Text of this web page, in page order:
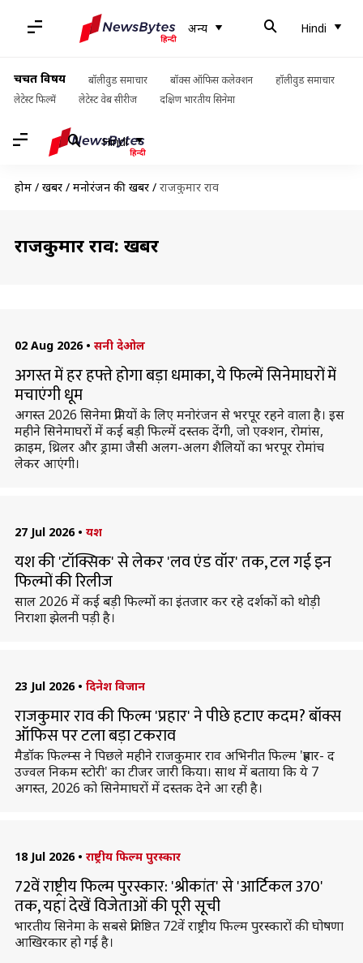
अन्य Hindi
चर्चित विषय बॉलीवुड समाचार बॉक्स ऑफिस कलेक्शन
हॉलीवुड समाचार
लेटेस्ट फिल्में
लेटेस्ट वेब सीरीज दक्षिण भारतीय सिनेमा
Hindi
होम / खबरें / मनोरंजन की खबरें / राजकुमार राव
राजकुमार राव: खबरें
02 Aug 2026 • सनी देओल
अगस्त में हर हफ्ते होगा बड़ा धमाका, ये फिल्में सिनेमाघरों में
मचाएंगी धूम
अगस्त 2026 सिनेमा प्रेमियों के लिए मनोरंजन से भरपूर रहने वाला है। इस
महीने सिनेमाघरों में कई बड़ी फिल्में दस्तक देंगी, जो एक्शन, रोमांस,
क्राइम, थ्रिलर और ड्रामा जैसी अलग-अलग शैलियों का भरपूर रोमांच
लेकर आएंगी।
27 Jul 2026 • यश
यश की 'टॉक्सिक' से लेकर 'लव एंड वॉर' तक, टल गई इन
फिल्मों की रिलीज
साल 2026 में कई बड़ी फिल्मों का इंतजार कर रहे दर्शकों को थोड़ी
निराशा झेलनी पड़ी है।
23 Jul 2026 • दिनेश विजान
राजकुमार राव की फिल्म 'प्रहार' ने पीछे हटाए कदम? बॉक्स
ऑफिस पर टला बड़ा टकराव
मैडॉक फिल्म्स ने पिछले महीने राजकुमार राव अभिनीत फिल्म 'प्रहार- द
उज्वल निकम स्टोरी' का टीजर जारी किया। साथ में बताया कि ये 7
अगस्त, 2026 को सिनेमाघरों में दस्तक देने आ रही है।
18 Jul 2026 • राष्ट्रीय फिल्म पुरस्कार
72वें राष्ट्रीय फिल्म पुरस्कार: 'श्रीकांत' से 'आर्टिकल 370'
तक, यहां देखें विजेताओं की पूरी सूची
भारतीय सिनेमा के सबसे प्रतिष्ठित 72वें राष्ट्रीय फिल्म पुरस्कारों की घोषणा
आखिरकार हो गई है।